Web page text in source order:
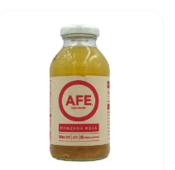
está hecho con semillas
caracteriza por su textura
en salsas o maridajes.